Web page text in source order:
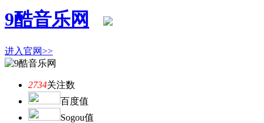
9酷音乐网
进入官网>>
2734关注数
百度值
Sogou值